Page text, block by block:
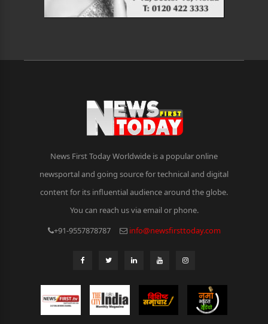
News First Today Worldwide is a popular online
newsportal and going source for technical and digital
content for its influential audience around the globe.
You can reach us via email or phone.
+91-9557878787
info@newsfirsttoday.com